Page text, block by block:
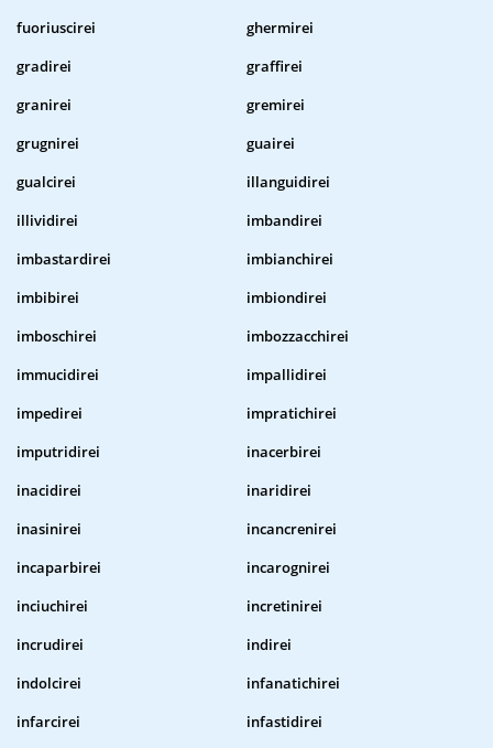
fuoriuscirei
ghermirei
gradirei
graffirei
granirei
gremirei
grugnirei
guairei
gualcirei
illanguidirei
illividirei
imbandirei
imbastardirei
imbianchirei
imbibirei
imbiondirei
imboschirei
imbozzacchirei
immucidirei
impallidirei
impedirei
impratichirei
imputridirei
inacerbirei
inacidirei
inaridirei
inasinirei
incancrenirei
incaparbirei
incarognirei
inciuchirei
incretinirei
incrudirei
indirei
indolcirei
infanatichirei
infarcirei
infastidirei